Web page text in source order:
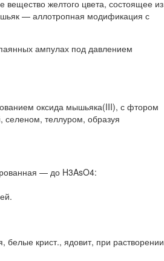
желтого цвета, состоящее из
— аллотропная модификация с
ампулах под давлением
оксида мышьяка(III), с фтором
селеном, теллуром, образуя
— до H3AsO4:
крист., ядовит, при растворении